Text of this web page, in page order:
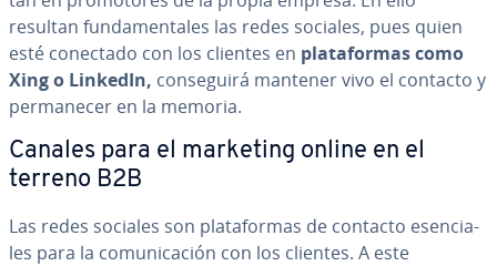
resultan fu­n­da­me­n­ta­les las redes sociales, pues quien
esté conectado con los clientes en pla­ta­fo­r­mas como
Xing o LinkedIn, co­n­se­gui­rá mantener vivo el contacto y
pe­r­ma­ne­cer en la memoria.
Canales para el marketing online en el
terreno B2B
Las redes sociales son pla­ta­fo­r­mas de contacto ese­n­cia­
les para la co­mu­ni­ca­ción con los clientes. A este